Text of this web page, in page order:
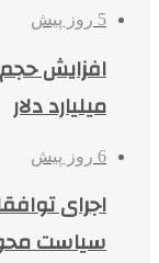
5 روز پیش
میلیارد دلار
6 روز پیش
اجرای
سیاست